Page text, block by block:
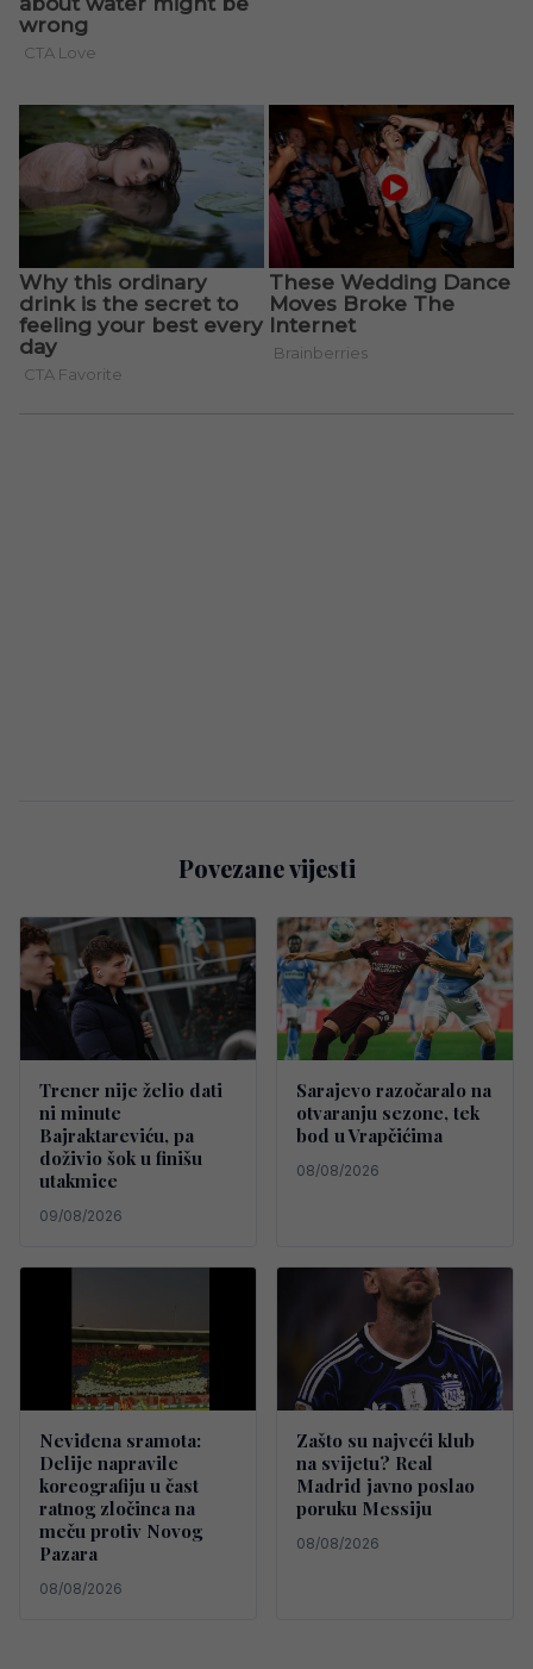
Povezane vijesti
Trener nije želio dati
ni minute
Bajraktareviću, pa
doživio šok u finišu
utakmice
09/08/2026
Sarajevo razočaralo na
otvaranju sezone, tek
bod u Vrapčićima
08/08/2026
Neviđena sramota:
Delije napravile
koreografiju u čast
ratnog zločinca na
meču protiv Novog
Pazara
08/08/2026
Zašto su najveći klub
na svijetu? Real
Madrid javno poslao
poruku Messiju
08/08/2026